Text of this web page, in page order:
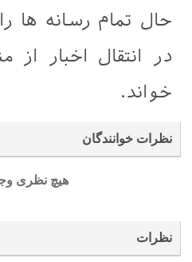
حال تمام رسانه ها
در انتقال اخبار از
خواند.
نظرات خوانندگان
هیچ نظری
نظرات